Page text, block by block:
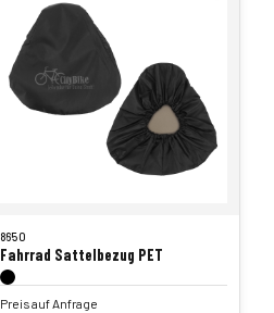
8650
Fahrrad Sattelbezug PET
Preis auf Anfrage